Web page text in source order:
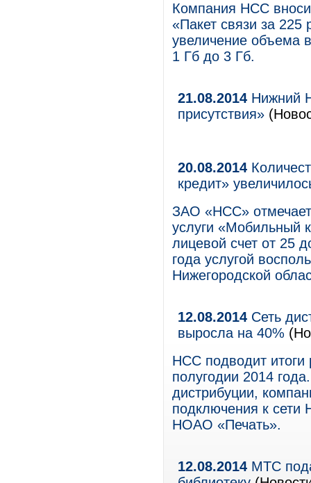
Компания НСС
«Пакет связи за
увеличение объема
1 Гб до 3 Гб.
21.08.2014 Нижний
присутствия»
20.08.2014
кредит»
ЗАО «НСС» отмечает
услуги «Мобильный
лицевой счет от 25
года услугой
Нижегородской
12.08.2014 Сеть
выросла на 40%
НСС подводит итоги
полугодии 2014
дистрибуции,
подключения к сети
НОАО «Печать».
12.08.2014 МТС